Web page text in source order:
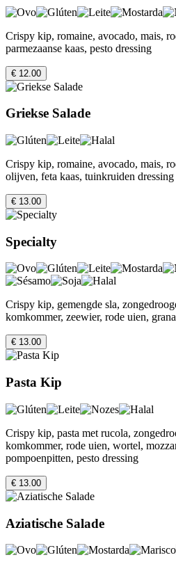
Crispy kip, romaine, avocado, mais,
parmezaanse kaas, pesto dressing
€ 12.00
Griekse Salade
Crispy kip, romaine, avocado, mais,
olijven, feta kaas, tuinkruiden dressing
€ 13.00
Specialty
Crispy kip, gemengde sla,
komkommer, zeewier, rode uien,
€ 13.00
Pasta Kip
Crispy kip, pasta met rucola,
komkommer, rode uien, wortel,
pompoenpitten, pesto dressing
€ 13.00
Aziatische Salade